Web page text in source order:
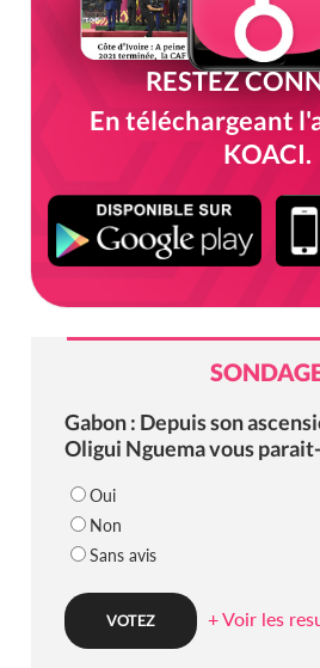
RESTEZ
En téléchargeant
KOACI.
Gabon : Depuis son
Oligui Nguema vous
Oui
Non
Sans avis
+ Voir les